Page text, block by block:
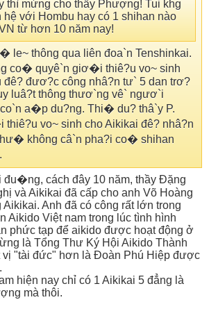
thì mừng cho thầy Phượng! Tui khg
hệ với Hombu hay có 1 shihan nào
từ hơn 10 năm nay!
thông qua liên đoa`n Tenshinkai.
co� quyê`n giơ�i thiê?u vo~ sinh
đê? đươ?c công nhâ?n tư` 5 dan trơ?
luâ?t thông thươ`ng vê` ngươ`i
a�p du?ng. Thi� du? thâ`y P.
vo~ sinh cho Aikikai đê? nhâ?n
không câ`n pha?i co� shihan
cách đây 10 năm, thầy Đặng
và Aikikai đã cấp cho anh Võ Hoàng
Anh đã có công rất lớn trong
Aikido Việt nam trong lúc tình hình
phức tạp để aikido được hoạt động ở
là Tổng Thư Ký Hội Aikido Thành
vị "tài đức" hơn là Đoàn Phú Hiệp được
hiện nay chỉ có 1 Aikikai 5 đẳng là
mà thôi.